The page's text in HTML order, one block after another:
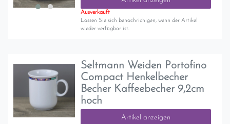
Ausverkauft
Lassen Sie sich benachrichigen, wenn der Artikel
wieder verfügbar ist.
Seltmann Weiden Portofino
Compact Henkelbecher
Becher Kaffeebecher 9,2cm
hoch
Artikel anzeigen